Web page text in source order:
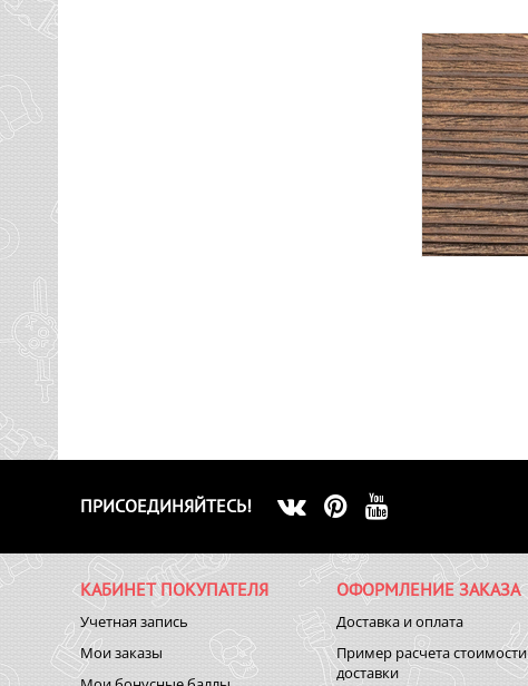
ПРИСОЕДИНЯЙТЕСЬ!
КАБИНЕТ ПОКУПАТЕЛЯ
Учетная запись
Мои заказы
ОФОРМЛЕНИЕ ЗАКАЗА
Доставка и оплата
Пример расчета стоимости
доставки